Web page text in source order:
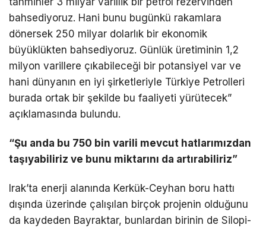
bahsediyoruz. Hani bunu bugünkü rakamlara
dönersek 250 milyar dolarlık bir ekonomik
büyüklükten bahsediyoruz. Günlük üretiminin 1,2
milyon varillere çıkabileceği bir potansiyel var ve
hani dünyanın en iyi şirketleriyle Türkiye Petrolleri
burada ortak bir şekilde bu faaliyeti yürütecek”
açıklamasında bulundu.
“Şu anda bu 750 bin varili mevcut hatlarımızdan
taşıyabiliriz ve bunu miktarını da artırabiliriz”
Irak’ta enerji alanında Kerkük-Ceyhan boru hattı
dışında üzerinde çalışılan birçok projenin olduğunu
da kaydeden Bayraktar, bunlardan birinin de Silopi-